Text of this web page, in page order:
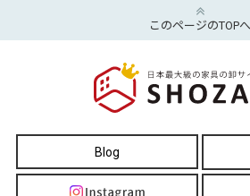
このページのTOPへ
Blog